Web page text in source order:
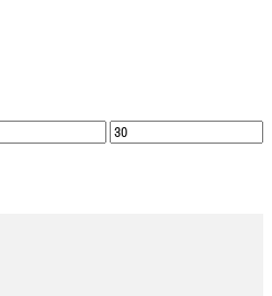
Maks